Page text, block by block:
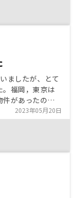
ましたが、とて
。福岡，東京は
があったの
入り、購入しよ
ご提案をいただ
2023年05月20日